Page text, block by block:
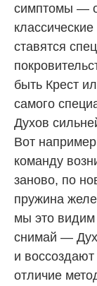
симптомы —
ставятся
быть Крест
самого
Духов
Вот
команду
заново, по
пружина
мы это видим
снимай —
и
отличие